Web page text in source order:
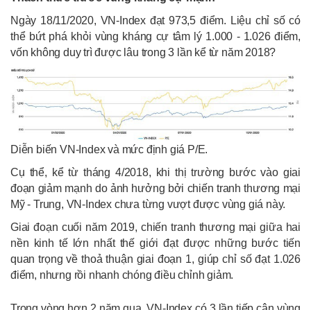
Ngày 18/11/2020, VN-Index đạt 973,5 điểm. Liệu chỉ số có
thể bứt phá khỏi vùng kháng cự tâm lý 1.000 - 1.026 điểm,
vốn không duy trì được lâu trong 3 lần kể từ năm 2018?
Diễn biến VN-Index và mức định giá P/E.
Cụ thể, kể từ tháng 4/2018, khi thị trường bước vào giai
đoạn giảm mạnh do ảnh hưởng bởi chiến tranh thương mại
Mỹ - Trung, VN-Index chưa từng vượt được vùng giá này.
Giai đoạn cuối năm 2019, chiến tranh thương mại giữa hai
nền kinh tế lớn nhất thế giới đạt được những bước tiến
quan trọng về thoả thuận giai đoạn 1, giúp chỉ số đạt 1.026
điểm, nhưng rồi nhanh chóng điều chỉnh giảm.